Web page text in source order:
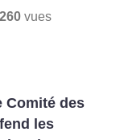
vues
Comité des
les